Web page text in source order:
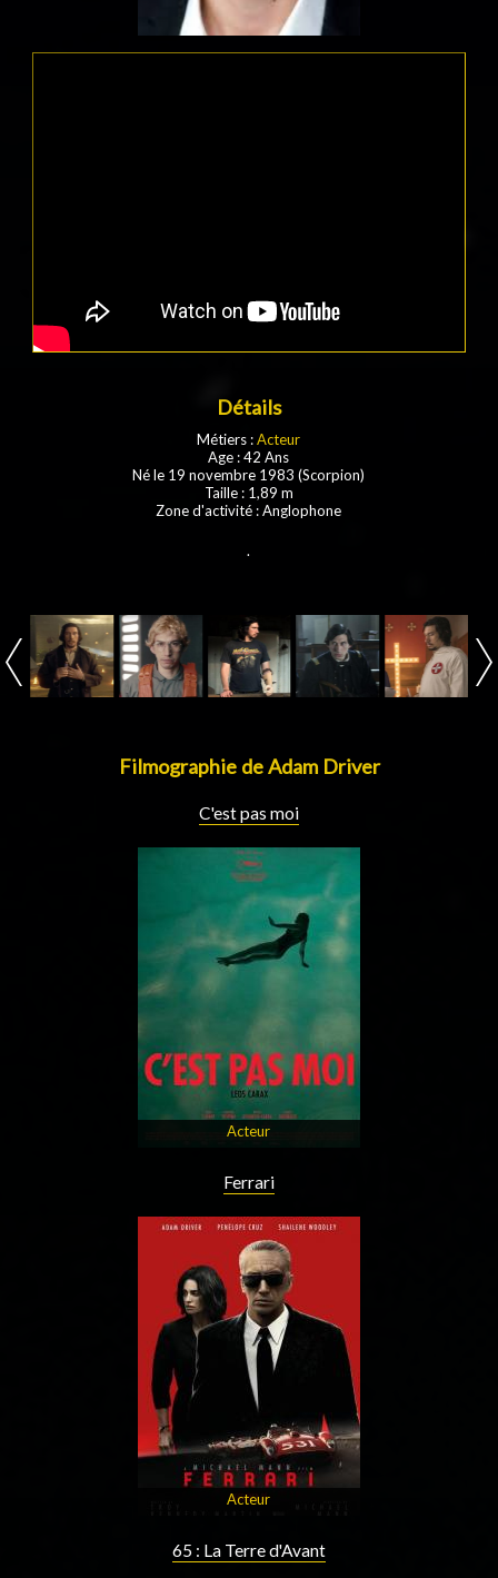
Détails
Métiers :Acteur
Age : 42 Ans
Né le 19 novembre 1983 (Scorpion)
Taille : 1,89 m
Zone d'activité : Anglophone
.
Filmographie de Adam Driver
C'est pas moi
Acteur
Ferrari
Acteur
65 : La Terre d'Avant